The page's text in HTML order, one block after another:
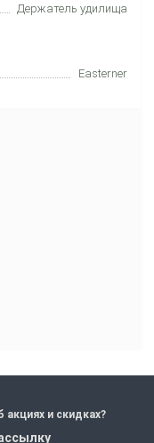
Держатель удилища
Easterner
и скидках?